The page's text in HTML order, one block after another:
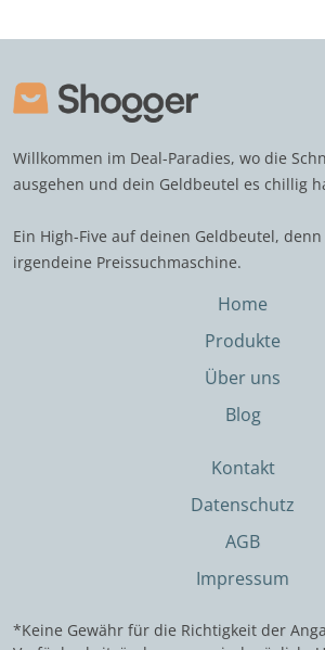
Willkommen im Deal-Paradies, wo die
ausgehen und dein Geldbeutel es chillig
Ein High-Five auf deinen Geldbeutel,
irgendeine Preissuchmaschine.
Home
Produkte
Über uns
Blog
Kontakt
Datenschutz
AGB
Impressum
*Keine Gewähr für die Richtigkeit der